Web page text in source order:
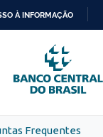
PARA
O
CONTEÚDO
À INFORMAÇÃO
Frequentes